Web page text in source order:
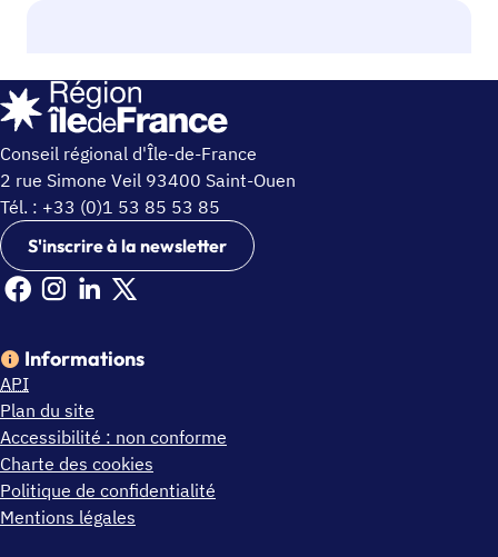
Conseil régional d'Île-de-France
2 rue Simone Veil 93400 Saint-Ouen
Tél. : +33 (0)1 53 85 53 85
S'inscrire à la newsletter
Facebook Ile de France (nouvelle fenêtre)
Instagram Ile de France (nouvelle fenêtre)
Linkedin Ile de France (nouvelle fenêtre)
X Ile de France (nouvelle fenêtre)
Informations
API
Plan du site
Accessibilité : non conforme
Charte des cookies
Politique de confidentialité
Mentions légales